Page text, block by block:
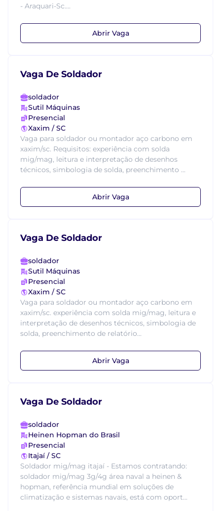
- Araquari-Sc....
Abrir Vaga
Vaga De Soldador
soldador
Sutil Máquinas
Presencial
Xaxim / SC
Vaga para soldador ou montador aço carbono em
xaxim/sc. Requisitos: experiência com solda
mig/mag, leitura e interpretação de desenhos
técnicos, simbologia de solda, preenchimento ...
Abrir Vaga
Vaga De Soldador
soldador
Sutil Máquinas
Presencial
Xaxim / SC
Vaga para soldador ou montador aço carbono em
xaxim/sc. experiência com solda mig/mag, leitura e
interpretação de desenhos técnicos, simbologia de
solda, preenchimento de relatório...
Abrir Vaga
Vaga De Soldador
soldador
Heinen Hopman do Brasil
Presencial
Itajaí / SC
Soldador mig/mag itajaí - Estamos contratando:
soldador mig/mag 3g/4g área naval a heinen &
hopman, referência mundial em soluções de
climatização e sistemas navais, está com oport...